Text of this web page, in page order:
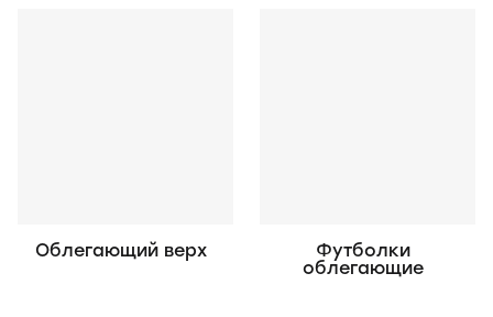
Облегающий верх
Футболки
облегающие